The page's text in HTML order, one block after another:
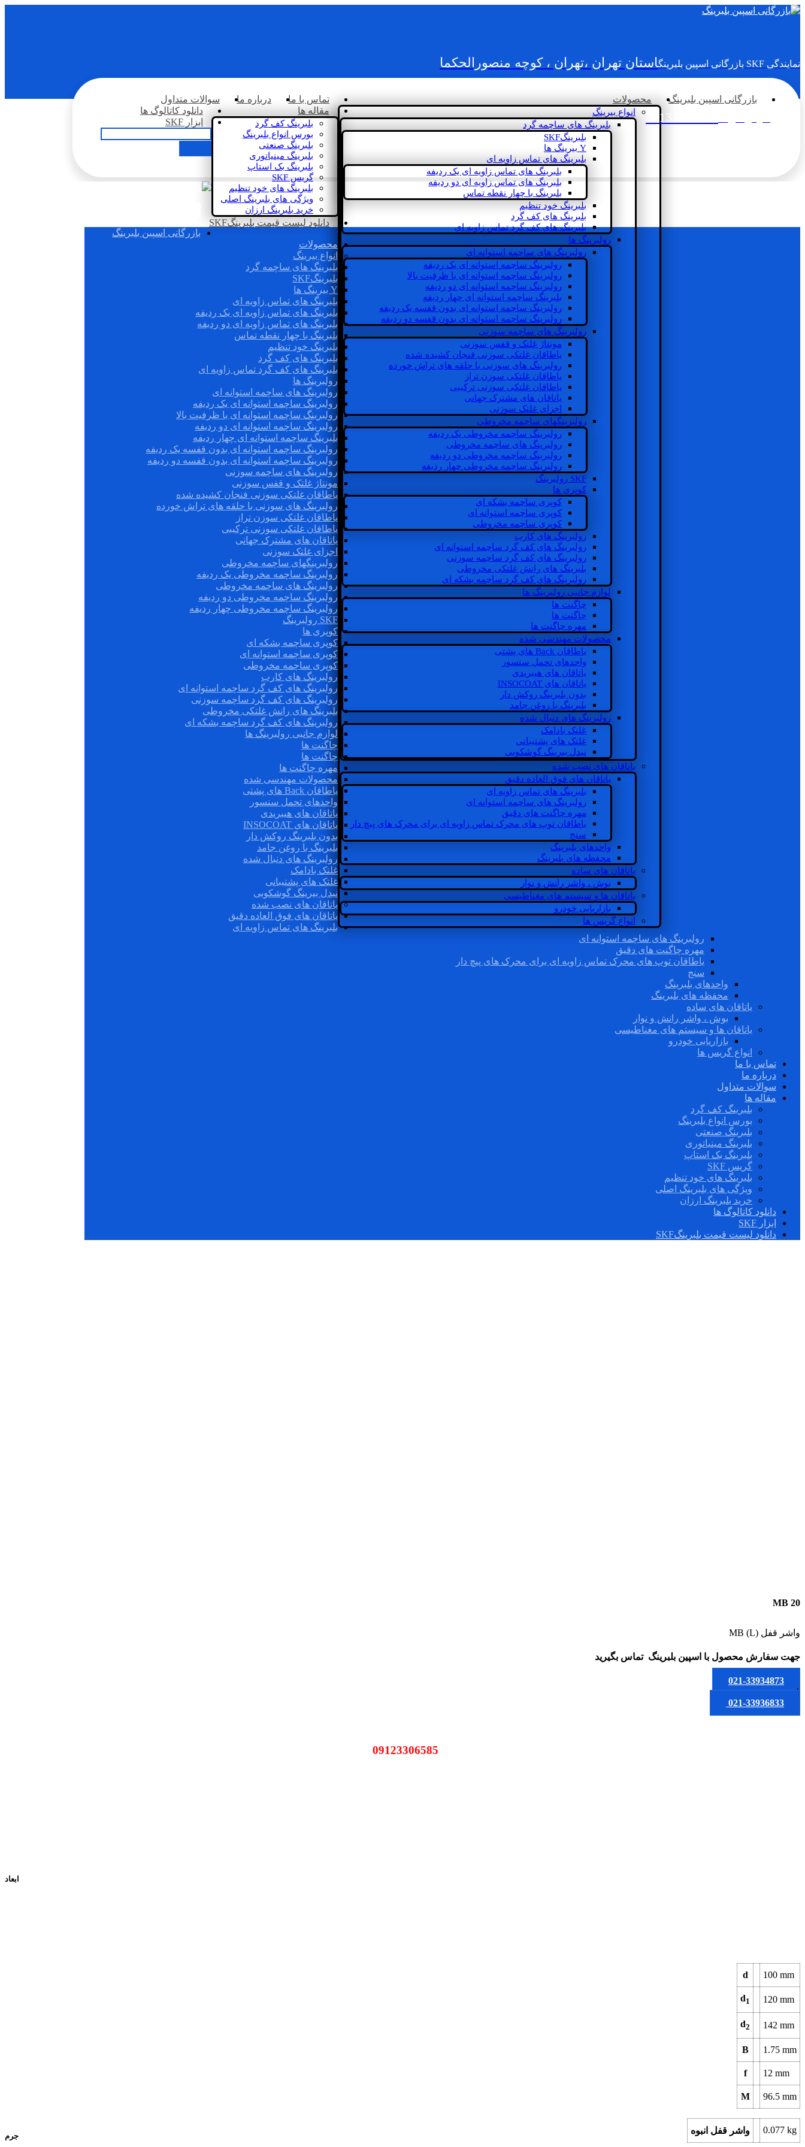
نمایندگی SKF بازرگانی اسپین بلبرینگ استان تهران ،تهران ، کوچه منصورالحکما
02133936833
بازرگانی اسپین بلبرینگ محصولات
انواع بیرینگ
بلبرینگ های ساچمه گرد
بلبرینگSKF
Y بیرینگ ها
بلبرینگ های تماس زاویه ای
بلبرینگ های تماس زاویه ای یک ردیفه
بلبرینگ های تماس زاویه ای دو ردیفه
بلبرینگ با چهار نقطه تماس
بلبرینگ خود تنظیم
بلبرینگ های کف گرد
بلبرینگ های کف گرد تماس زاویه ای
رولبرینگ ها
رولبرینگ های ساچمه استوانه ای
رولبرینگ ساچمه استوانه ای یک ردیفه
رولبرینگ ساچمه استوانه ای با ظرفیت بالا
رولبرینگ ساچمه استوانه ای دو ردیفه
بلبرینگ ساچمه استوانه ای چهار ردیفه
رولبرینگ ساچمه استوانه ای بدون قفسه یک ردیفه
رولبرینگ ساچمه استوانه ای بدون قفسه دو ردیفه
رولبرینگ های ساچمه سوزنی
مونتاژ غلتک و قفس سوزنی
یاطاقان غلتکی سوزنی فنجان کشیده شده
رولبرینگ های سوزنی با حلقه های تراش خورده
یاطاقان غلتکی سوزن تراز
یاطاقان غلتکی سوزنی ترکیبی
یاتاقان های مشترک جهانی
اجزای غلتک سوزنی
رولبرینگهای ساچمه مخروطی
رولبرینگ ساچمه مخروطی یک ردیفه
رولبرینگ های ساچمه مخروطی
رولبرینگ ساچمه مخروطی دو ردیفه
رولبرینگ ساچمه مخروطی چهار ردیفه
SKF رولبرینگ
کوپری ها
کوپری ساچمه بشکه ای
کوپری ساچمه استوانه ای
کوپری ساچمه مخروطی
رولبرینگ های کارب
رولبرینگ های کف گرد ساچمه استوانه ای
رولبرینگ های کف گرد ساچمه سوزنی
بلبرینگ های رانش غلتکی مخروطی
رولبرینگ های کف گرد ساچمه بشکه ای
لوازم جانبی رولبرینگ ها
چاگنت ها
چاگنت ها
مهره چاگنت ها
محصولات مهندسی شده
یاطاقان Back های پشتی
واحدهای تحمل سنسور
یاتاقان های هیبریدی
یاتاقان های INSOCOAT
بدون بلبرینگ روکش دار
بلبرینگ با روغن جامد
رولبرینگ های دنبال شده
غلتک بادامک
غلتک های پشتیبانی
نیدل بیرینگ گوشکوبی
یاتاقان های نصب شده
یاتاقان های فوق العاده دقیق
بلبرینگ های تماس زاویه ای
رولبرینگ های ساچمه استوانه ای
مهره چاگنت های دقیق
یاطاقان توپ های محرک تماس زاویه ای برای محرک های پیچ دار
سنج
واحدهای بلبرینگ
محفظه های بلبرینگ
یاتاقان های ساده
بوش ، واشر رانش و نوار
یاتاقان ها و سیستم های مغناطیسی
بازاریابی خودرو
انواع گریس ها
تماس با ما درباره ما
سوالات متداول
مقاله ها
بلبرینگ کف گرد
بورس انواع بلبرینگ
بلبرینگ صنعتی
بلبرینگ مینیاتوری
بلبرینگ بک استاپ
گریس SKF
بلبرینگ های خود تنظیم
ویژگی های بلبرینگ اصلی
خرید بلبرینگ ارزان
دانلود کاتالوگ ها
ابزار SKF
دانلود لیست قیمت بلبرینگSKF
بازرگانی اسپین بلبرینگ
محصولات
انواع بیرینگ
بلبرینگ های ساچمه گرد
بلبرینگSKF
Y بیرینگ ها
بلبرینگ های تماس زاویه ای
بلبرینگ های تماس زاویه ای یک ردیفه
بلبرینگ های تماس زاویه ای دو ردیفه
بلبرینگ با چهار نقطه تماس
بلبرینگ خود تنظیم
بلبرینگ های کف گرد
بلبرینگ های کف گرد تماس زاویه ای
رولبرینگ ها
رولبرینگ های ساچمه استوانه ای
رولبرینگ ساچمه استوانه ای یک ردیفه
رولبرینگ ساچمه استوانه ای با ظرفیت بالا
رولبرینگ ساچمه استوانه ای دو ردیفه
بلبرینگ ساچمه استوانه ای چهار ردیفه
رولبرینگ ساچمه استوانه ای بدون قفسه یک ردیفه
رولبرینگ ساچمه استوانه ای بدون قفسه دو ردیفه
رولبرینگ های ساچمه سوزنی
مونتاژ غلتک و قفس سوزنی
یاطاقان غلتکی سوزنی فنجان کشیده شده
رولبرینگ های سوزنی با حلقه های تراش خورده
یاطاقان غلتکی سوزن تراز
یاطاقان غلتکی سوزنی ترکیبی
یاتاقان های مشترک جهانی
اجزای غلتک سوزنی
رولبرینگهای ساچمه مخروطی
رولبرینگ ساچمه مخروطی یک ردیفه
رولبرینگ های ساچمه مخروطی
رولبرینگ ساچمه مخروطی دو ردیفه
رولبرینگ ساچمه مخروطی چهار ردیفه
SKF رولبرینگ
کوپری ها
کوپری ساچمه بشکه ای
کوپری ساچمه استوانه ای
کوپری ساچمه مخروطی
رولبرینگ های کارب
رولبرینگ های کف گرد ساچمه استوانه ای
رولبرینگ های کف گرد ساچمه سوزنی
بلبرینگ های رانش غلتکی مخروطی
رولبرینگ های کف گرد ساچمه بشکه ای
لوازم جانبی رولبرینگ ها
چاگنت ها
چاگنت ها
مهره چاگنت ها
محصولات مهندسی شده
یاطاقان Back های پشتی
واحدهای تحمل سنسور
یاتاقان های هیبریدی
یاتاقان های INSOCOAT
بدون بلبرینگ روکش دار
بلبرینگ با روغن جامد
رولبرینگ های دنبال شده
غلتک بادامک
غلتک های پشتیبانی
نیدل بیرینگ گوشکوبی
یاتاقان های نصب شده
یاتاقان های فوق العاده دقیق
بلبرینگ های تماس زاویه ای
رولبرینگ های ساچمه استوانه ای
مهره چاگنت های دقیق
یاطاقان توپ های محرک تماس زاویه ای برای محرک های پیچ دار
سنج
واحدهای بلبرینگ
محفظه های بلبرینگ
یاتاقان های ساده
بوش ، واشر رانش و نوار
یاتاقان ها و سیستم های مغناطیسی
بازاریابی خودرو
انواع گریس ها
تماس با ما
درباره ما
سوالات متداول
مقاله ها
بلبرینگ کف گرد
بورس انواع بلبرینگ
بلبرینگ صنعتی
بلبرینگ مینیاتوری
بلبرینگ بک استاپ
گریس SKF
بلبرینگ های خود تنظیم
ویژگی های بلبرینگ اصلی
خرید بلبرینگ ارزان
دانلود کاتالوگ ها
ابزار SKF
دانلود لیست قیمت بلبرینگSKF
MB 20
واشر قفل MB (L)
جهت سفارش محصول با اسپین بلبرینگ تماس بگیرید
021-33934873
یا
021-33936833
ابعاد
d 100 mm
d1 120 mm
d2 142 mm
B 1.75 mm
f 12 mm
M 96.5 mm
جرم
واشر قفل انبوه 0.077 kg